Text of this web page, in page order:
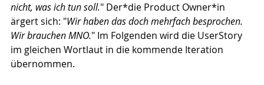
nicht, was ich tun soll." Der*die Product Owner*in
ärgert sich: "Wir haben das doch mehrfach besprochen.
Wir brauchen MNO." Im Folgenden wird die UserStory
im gleichen Wortlaut in die kommende Iteration
übernommen.